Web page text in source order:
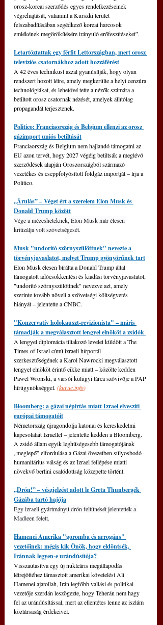
orosz-koreai szerződés egyes rendelkezéseinek
végrehajtását, valamint a Kurszki terület
felszabadításában segédkező koreai harcosok
emlékének megörökítésére irányuló erőfeszítéseket”.
Letartóztattak egy férfit Lettországban, mert orosz
televíziós csatornákhoz adott hozzáférést
A 42 éves technikust azzal gyanúsítják, hogy olyan
rendszert hozott létre, amely megkerülte a helyi cenzúra
technológiákat, és lehetővé tette a nézők számára a
betiltott orosz csatornák nézését, amelyek állítólag
propagandát terjesztenek.
Politico: Franciaország és Belgium ellenzi az orosz
gázimport uniós betiltását
Franciaország és Belgium nem hajlandó támogatni az
EU azon tervét, hogy 2027 végéig betiltsák a meglévő
szerződések alapján Oroszországból származó
vezetékes és cseppfolyósított földgáz importját – írja a
Politico.
„Árulás” – Véget ért a szerelem Elon Musk és
Donald Trump között
Vége a mézesheteknek, Elon Musk már élesen
kritizálja volt szövetségesét.
Musk "undorító szörnyszülöttnek" nevezte a
törvényjavaslatot, melyet Trump gyönyörűnek tart
Elon Musk élesen bírálta a Donald Trump által
támogatott adócsökkentési és kiadási törvényjavaslatot,
"undorító szörnyszülöttnek" nevezve azt, amely
szerinte tovább növeli a szövetségi költségvetés
hiányát – jelentette a CNBC.
"Konzervatív holokauszt-revizionista" – máris
támadják a megválasztott lengyel elnököt a zsidók
A lengyel diplomácia tiltakozó levelet küldött a The
Times of Israel című izraeli hírportál
szerkesztőségének a Karol Nawrocki megválasztott
lengyel elnököt érintő cikke miatt – közölte kedden
Pawel Wronski, a varsói külügyi tárca szóvivője a PAP
hírügynökséggel. (kuruc.info)
Bloomberg: a gázai népirtás miatt Izrael elveszíti
európai támogatóit
Németország újragondolja katonai és kereskedelmi
kapcsolatait Izraellel – jelentette kedden a Bloomberg.
A zsidó állam egyik leghűségesebb támogatójának
„meglepő” elfordulása a Gázai övezetben súlyosbodó
humanitárius válság és az Izrael fellépése miatti
növekvő berlini csalódottság közepette történt.
„Drón!” – vészjelzést adott le Greta Thunbergék
Gázába tartó hajója
Egy izraeli gyártmányú drón feltűnését jelentették a
Madleen felett.
Hamenei Amerika "goromba és arrogáns"
vezetőinek: mégis kik Önök, hogy eldöntsék,
Iránnak legyen-e urándúsítója?
Visszautasítva egy új nukleáris megállapodás
létrejöttéhez támasztott amerikai követelést Ali
Hamenei ajatollah, Irán legfőbb vallási és politikai
vezetője szerdán leszögezte, hogy Teherán nem hagy
fel az urándúsítással, mert az ellentétes lenne az iszlám
köztársaság érdekeivel.